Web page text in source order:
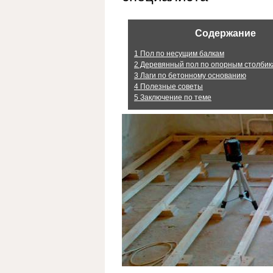
Содержание
1 Пол по несущим балкам
2 Деревянный пол по опорным
3 Лаги по бетонному основанию
4 Полезные советы
5 Заключение по теме